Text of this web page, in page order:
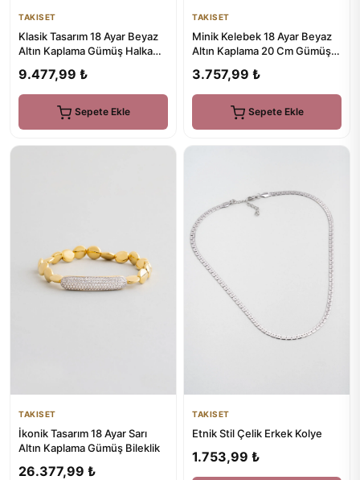
TAKISET
Klasik Tasarım 18 Ayar Beyaz
Altın Kaplama Gümüş Halka
9.477,99 ₺
Sepete Ekle
TAKISET
Minik Kelebek 18 Ayar Beyaz
Altın Kaplama 20 Cm Gümüş
3.757,99 ₺
Sepete Ekle
TAKISET
İkonik Tasarım 18 Ayar Sarı
Altın Kaplama Gümüş Bileklik
26.377,99 ₺
TAKISET
Etnik Stil Çelik Erkek Kolye
1.753,99 ₺